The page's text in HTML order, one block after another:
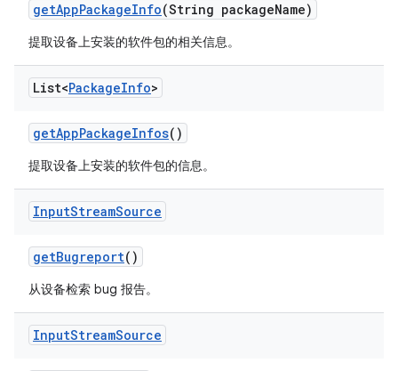
getAppPackageInfo(String packageName)
提取设备上安装的软件包的相关信息。
List<PackageInfo>
getAppPackageInfos()
提取设备上安装的软件包的信息。
InputStreamSource
getBugreport()
从设备检索 bug 报告。
InputStreamSource